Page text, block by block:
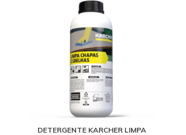
DETERGENTE KARCHER LIMPA